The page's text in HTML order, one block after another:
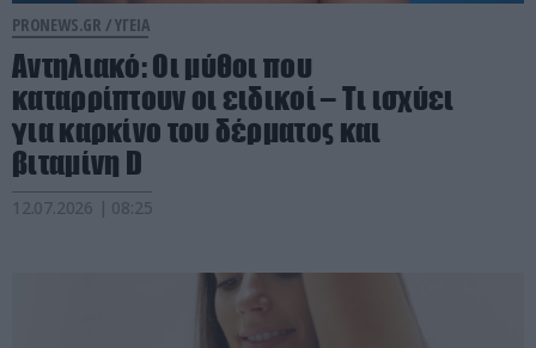
PRONEWS.GR /ΥΓΕΙΑ
Αντηλιακό: Οι μύθοι που
καταρρίπτουν οι ειδικοί – Τι ισχύει
για καρκίνο του δέρματος και
βιταμίνη D
12.07.2026 | 08:25